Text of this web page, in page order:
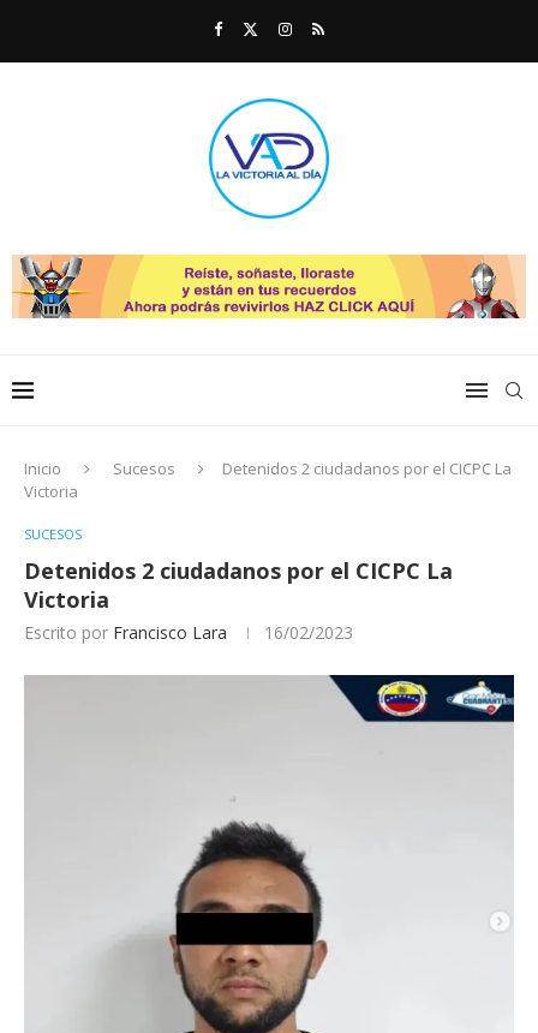
Inicio Sucesos
Detenidos 2 ciudadanos por el CICPC La
Victoria
SUCESOS
Detenidos 2 ciudadanos por el CICPC La
Victoria
Escrito por Francisco Lara 16/02/2023